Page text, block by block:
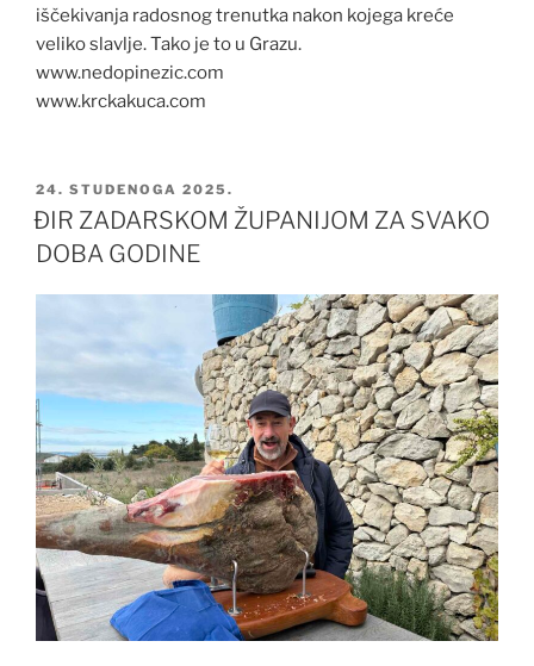
iščekivanja radosnog trenutka nakon kojega kreće
veliko slavlje. Tako je to u Grazu.
www.nedopinezic.com
www.krckakuca.com
OBJAVLJENO
24. STUDENOGA 2025.
ĐIR ZADARSKOM ŽUPANIJOM ZA SVAKO
DOBA GODINE